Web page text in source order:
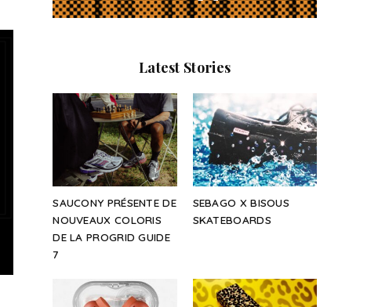
Latest Stories
SAUCONY PRÉSENTE DE
NOUVEAUX COLORIS
DE LA PROGRID GUIDE
7
SEBAGO X BISOUS
SKATEBOARDS